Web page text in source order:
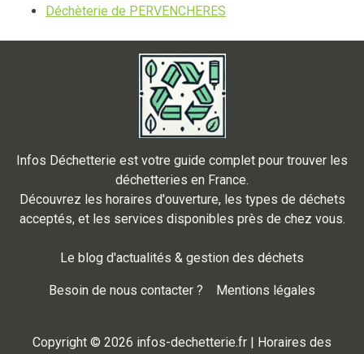
Déchèterie de PERVENCHERES
Infos Déchetterie est votre guide complet pour trouver les
déchetteries en France.
Découvrez les horaires d'ouverture, les types de déchets
acceptés, et les services disponibles près de chez vous.
Le blog d'actualités & gestion des déchets
Besoin de nous contacter ? Mentions légales
Copyright © 2026 infos-dechetterie.fr | Horaires des